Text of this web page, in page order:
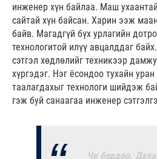
инженер хүн байлаа. Маш ухаантай
сайтай хүн байсан. Харин ээж
байв. Магадгүй бүх урлагийн
технологитой илүү авцалддаг
сэтгэл хөдлөлийг техникээр
хүргэдэг. Нэг ёсондоо тухайн
таалагдахыг технологи шийдэж
гэж буй санаагаа инженер
Чи боддоо.